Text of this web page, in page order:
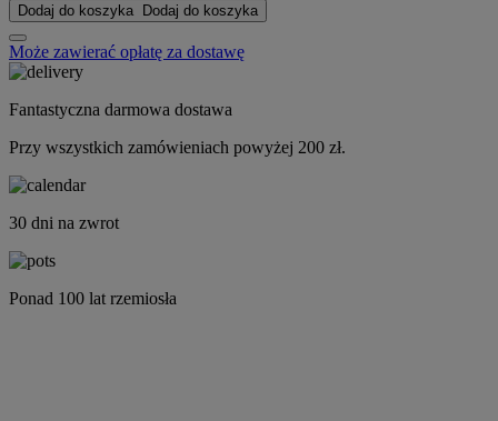
Dodaj do koszyka Dodaj do koszyka
Może zawierać opłatę za dostawę
Fantastyczna darmowa dostawa
Przy wszystkich zamówieniach powyżej 200 zł.
30 dni na zwrot
Ponad 100 lat rzemiosła